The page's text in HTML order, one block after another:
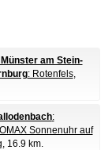
Münster am Stein-
: Rotenfels,
:
Sonnenuhr auf
, 16.9 km.